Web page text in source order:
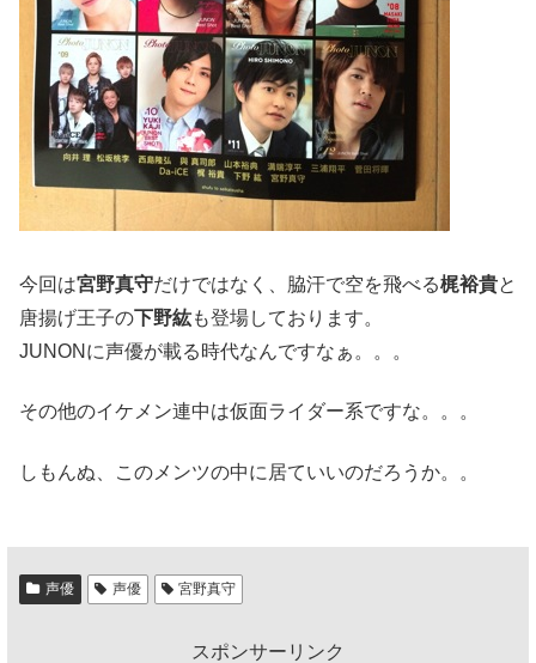
今回は宮野真守だけではなく、脇汗で空を飛べる梶裕貴と
唐揚げ王子の下野紘も登場しております。
JUNONに声優が載る時代なんですなぁ。。。
その他のイケメン連中は仮面ライダー系ですな。。。
しもんぬ、このメンツの中に居ていいのだろうか。。
声優 声優 宮野真守
スポンサーリンク